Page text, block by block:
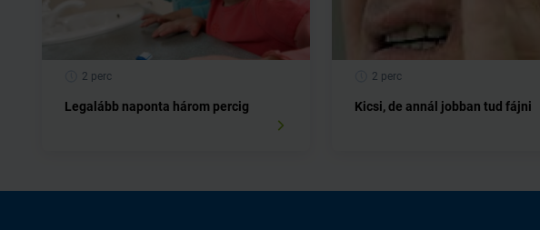
2 perc
Legalább naponta három percig
2 perc
Kicsi, de annál jobban tud fájni